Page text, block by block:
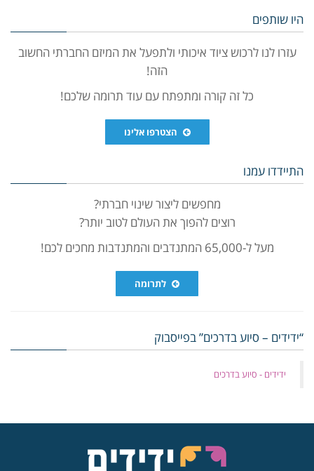
היו שותפים
עזרו לנו לרכוש ציוד איכותי ולתפעל את המיזם החברתי החשוב
הזה!
כל זה קורה ומתפתח עם עוד תרומה שלכם!
הצטרפו אלינו
התיידדו עמנו
מחפשים ליצור שינוי חברתי?
רוצים להפוך את העולם לטוב יותר?
מעל ל-65,000 המתנדבים והמתנדבות מחכים לכם!
לתרומה
“ידידים – סיוע בדרכים” בפייסבוק
‏ידידים - סיוע בדרכים